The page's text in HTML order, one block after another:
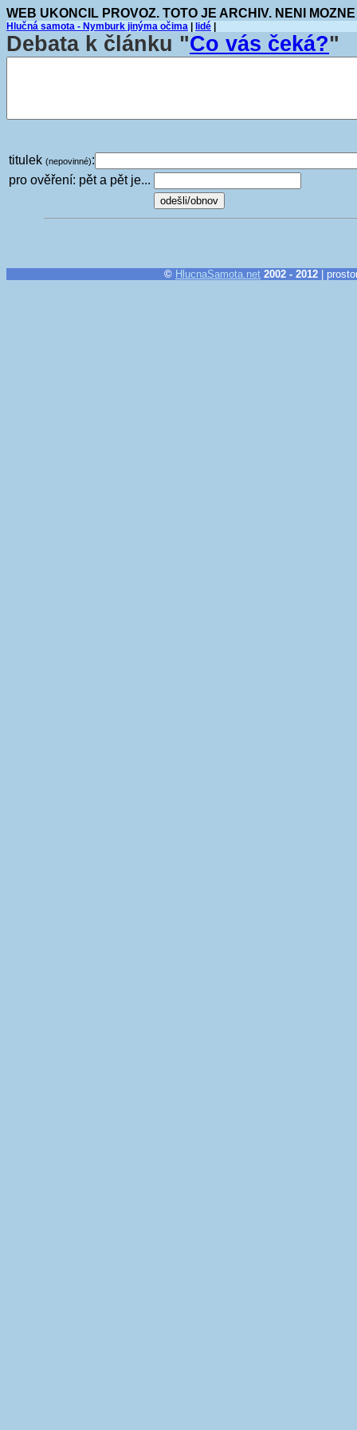
WEB UKONCIL PROVOZ. TOTO JE ARCHIV. NENI
Hlučná samota - Nymburk jinýma očima lidé
Debata k článku "Co vás čeká?"
titulek (nepovinné):
pro ověření: pět a pět je...
© HlucnaSamota.net 2002 - 2012 |